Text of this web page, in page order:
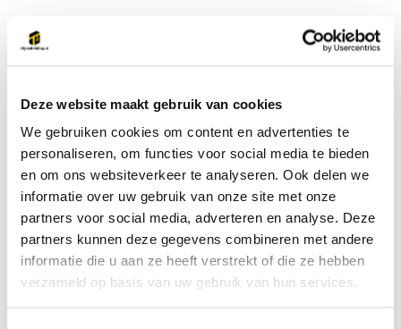
Deze website maakt gebruik van cookies
We gebruiken cookies om content en advertenties te
personaliseren, om functies voor social media te bieden
en om ons websiteverkeer te analyseren. Ook delen we
informatie over uw gebruik van onze site met onze
partners voor social media, adverteren en analyse. Deze
partners kunnen deze gegevens combineren met andere
informatie die u aan ze heeft verstrekt of die ze hebben
verzameld op basis van uw gebruik van hun services.
Deze takel is van basis kwaliteit, zeer geschikt om af en toe
Sterk stalen frame en tandwiel kast voor lange levensduur.
Onderhoud vriendelijk ontwerp.
Soepele tandwiel overbrenging.
Afgedicht kogellagers van beide zijplaten.
Onderhoud vrij en corrosive bestendige kogellagers.
Hard stalen haken met gegoten klep.
Met lastketting getest volgens EN 818-7.
Tot een capaciteit van 20 ton op voorraad